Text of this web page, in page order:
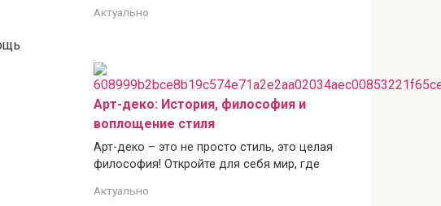
Актуально
Арт-деко: История, философия и
воплощение стиля
Арт-деко – это не просто стиль, это целая
философия! Откройте для себя мир, где
Актуально